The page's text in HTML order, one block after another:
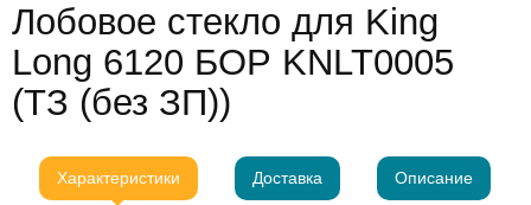
Лобовое стекло для King
Long 6120 БОР KNLT0005
(ТЗ (без ЗП))
Характеристики Доставка Описание